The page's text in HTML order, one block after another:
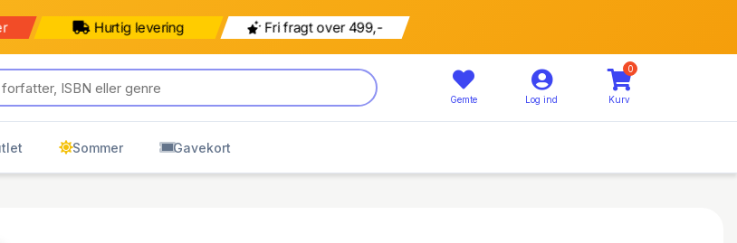
Gemte Log ind
0
Kurv
Sommer Gavekort